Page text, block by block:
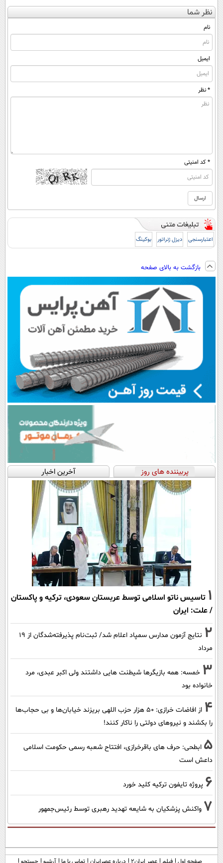
نظر شما
نام
ایمیل
* نظر
* کد امنیتی
اعتبارسنجی دیزل ژنراتور بوکینگ
بازگشت به بالای صفحه
پربیننده های روز آخرین اخبار
1 تاسیس ناتو اسلامی توسط عربستان سعودی، ترکیه و پاکستان
/ علت: ایران
2
نتایج آزمون مدارس سمپاد اعلام شد/ ثبت‌نام پذیرفته‌شدگان از ۱۹
مرداد
3 خمسه: همه بازیگرها شیطنت هایی داشتند ولی اکبر عبدی، مرد
خانواده بود
4
از افاضات خرازی: ۵۰ هزار حزب اللهی بریزند خیابان‌ها و بی حجاب‌ها
را بکشند و نیرو‌های دولتی را ناکار کنند!
5 ابطحی: حرف های باقرخرازی، افتتاح شعبه رسمی حکومت اسلامی
داعش است
6 پروژه تایفون ترکیه کلید خورد
7 واکنش پزشکیان به شایعه تهدید رهبری توسط رئیس‌جمهور